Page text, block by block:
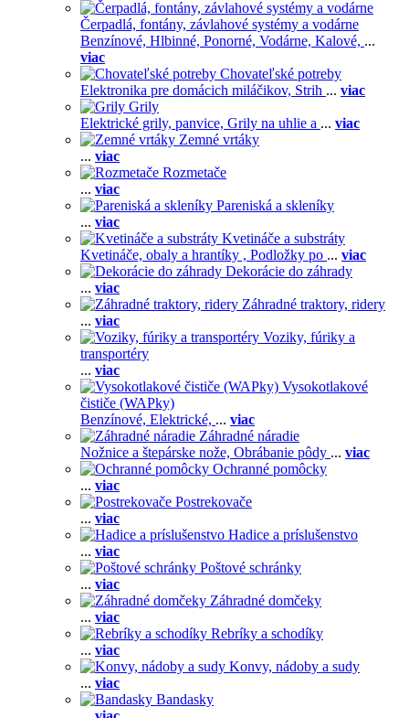
Čerpadlá, fontány, závlahové systémy a vodárne
Benzínové, Hlbinné, Ponorné, Vodárne, Kalové, ...
viac
Chovateľské potreby
Elektronika pre domácich miláčikov, Strih ... viac
Grily
Elektrické grily, panvice, Grily na uhlie a ... viac
Zemné vrtáky
... viac
Rozmetače
... viac
Pareniská a skleníky
... viac
Kvetináče a substráty
Kvetináče, obaly a hrantíky , Podložky po ... viac
Dekorácie do záhrady
... viac
Záhradné traktory, ridery
... viac
Voziky, fúriky a
transportéry
... viac
Vysokotlakové
čističe (WAPky)
Benzínové, Elektrické, ... viac
Záhradné náradie
Nožnice a štepárske nože, Obrábanie pôdy ... viac
Ochranné pomôcky
... viac
Postrekovače
... viac
Hadice a príslušenstvo
... viac
Poštové schránky
... viac
Záhradné domčeky
... viac
Rebríky a schodíky
... viac
Konvy, nádoby a sudy
... viac
Bandasky